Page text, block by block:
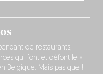
de restaurants,
qui font et défont le «
Belgique. Mais pas que !